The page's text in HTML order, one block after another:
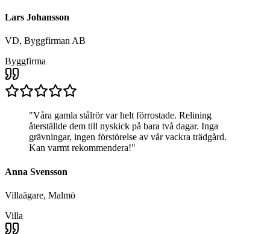
Lars Johansson
VD, Byggfirman AB
Byggfirma
"Våra gamla stålrör var helt förrostade. Relining
återställde dem till nyskick på bara två dagar. Inga
grävningar, ingen förstörelse av vår vackra trädgård.
Kan varmt rekommendera!"
Anna Svensson
Villaägare, Malmö
Villa